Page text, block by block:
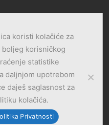
koristi kolačiće za
boljeg korisničkog
statistike
daljnjom upotrebom
daješ saglasnost za
kolačića.
Privatnosti